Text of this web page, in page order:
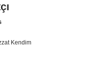
Kendim